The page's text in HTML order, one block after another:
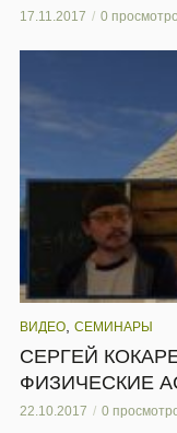
17.11.2017 0
ВИДЕО СЕМИНАРЫ
СЕРГЕЙ
ФИЗИЧЕСКИЕ
22.10.2017 0